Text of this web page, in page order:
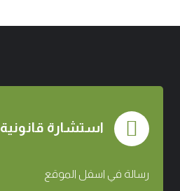
استشارة قانونية
رسالة في اسفل الموقع